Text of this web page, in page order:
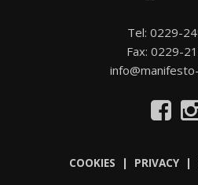
Tel: 0229-
Fax: 0229-
COOKIES | PRIVACY |